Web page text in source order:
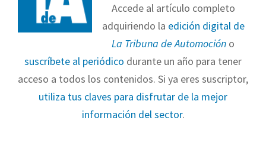
Accede al artículo completo
adquiriendo la edición digital de
La Tribuna de Automoción o
suscríbete al periódico durante un año para tener
acceso a todos los contenidos. Si ya eres suscriptor,
utiliza tus claves para disfrutar de la mejor
información del sector.